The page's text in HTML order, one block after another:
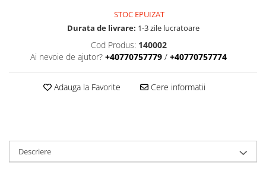
STOC EPUIZAT
Durata de livrare: 1-3 zile lucratoare
Cod Produs: 140002
Ai nevoie de ajutor? +40770757779 / +40770757774
Adauga la Favorite Cere informatii
Descriere